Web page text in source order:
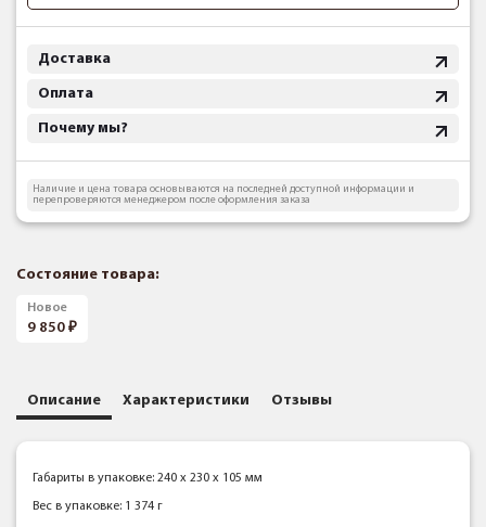
Доставка
Оплата
Почему мы?
Наличие и цена товара основываются на последней доступной информации и
перепроверяются менеджером после оформления заказа
Состояние товара:
Новое
9 850
Описание Характеристики Отзывы
Габариты в упаковке: 240 x 230 x 105 мм
Вес в упаковке: 1 374 г